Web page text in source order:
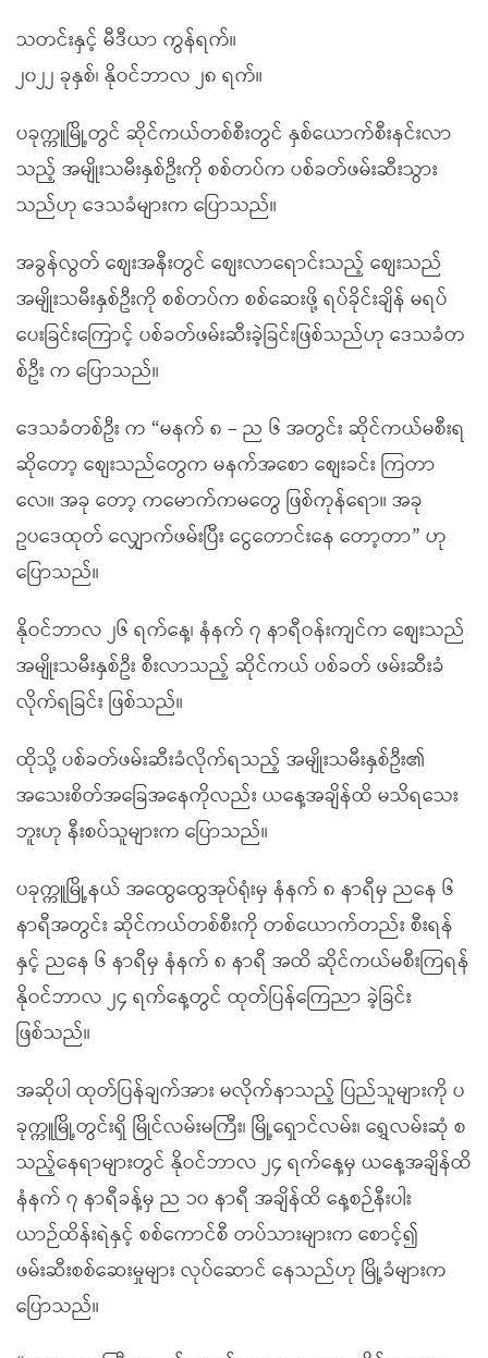
သတင်းနှင့် မီဒီယာ ကွန်ရက်။
၂၀၂၂ ခုနှစ်၊ နိုဝင်ဘာလ ၂၈ ရက်။
ပခုက္ကူမြို့တွင် ဆိုင်ကယ်တစ်စီးတွင် နှစ်ယောက်စီးနင်းလာ
သည့် အမျိုးသမီးနှစ်ဦးကို စစ်တပ်က ပစ်ခတ်ဖမ်းဆီးသွား
သည်ဟု ဒေသခံများက ပြောသည်။
အခွန်လွတ် စျေးအနီးတွင် စျေးလာရောင်းသည့် စျေးသည်
အမျိုးသမီးနှစ်ဦးကို စစ်တပ်က စစ်ဆေးဖို့ ရပ်ခိုင်းချိန် မရပ်
ပေးခြင်းကြောင့် ပစ်ခတ်ဖမ်းဆီးခဲ့ခြင်းဖြစ်သည်ဟု ဒေသခံတ
စ်ဦး က ပြောသည်။
ဒေသခံတစ်ဦး က “မနက် ၈ – ည ၆ အတွင်း ဆိုင်ကယ်မစီးရ
ဆိုတော့ စျေးသည်တွေက မနက်အစော စျေးခင်း ကြတာ
လေ။ အခု တော့ ကမောက်ကမတွေ ဖြစ်ကုန်ရော။ အခု
ဥပဒေထုတ် လျှောက်ဖမ်းပြီး ငွေတောင်းနေ တော့တာ” ဟု
ပြောသည်။
နိုဝင်ဘာလ ၂၆ ရက်နေ့၊ နံနက် ၇ နာရီဝန်းကျင်က စျေးသည်
အမျိုးသမီးနှစ်ဦး စီးလာသည့် ဆိုင်ကယ် ပစ်ခတ် ဖမ်းဆီးခံ
လိုက်ရခြင်း ဖြစ်သည်။
ထိုသို့ ပစ်ခတ်ဖမ်းဆီးခံလိုက်ရသည့် အမျိုးသမီးနှစ်ဦး၏
အသေးစိတ်အခြေအနေကိုလည်း ယနေ့အချိန်ထိ မသိရသေး
ဘူးဟု နီးစပ်သူများက ပြောသည်။
ပခုက္ကူမြို့နယ် အထွေထွေအုပ်ရုံးမှ နံနက် ၈ နာရီမှ ညနေ ၆
နာရီအတွင်း ဆိုင်ကယ်တစ်စီးကို တစ်ယောက်တည်း စီးရန်
နှင့် ညနေ ၆ နာရီမှ နံနက် ၈ နာရီ အထိ ဆိုင်ကယ်မစီးကြရန်
နိုဝင်ဘာလ ၂၄ ရက်နေ့တွင် ထုတ်ပြန်ကြေညာ ခဲ့ခြင်း
ဖြစ်သည်။
အဆိုပါ ထုတ်ပြန်ချက်အား မလိုက်နာသည့် ပြည်သူများကို ပ
ခုက္ကူမြို့တွင်းရှိ မြိုင်လမ်းမကြီး၊ မြို့ရှောင်လမ်း၊ ရွှေလမ်းဆုံ စ
သည့်နေရာများတွင် နိုဝင်ဘာလ ၂၄ ရက်နေ့မှ ယနေ့အချိန်ထိ
နံနက် ၇ နာရီခန့်မှ ည ၁၀ နာရီ အချိန်ထိ နေ့စဉ်နီးပါး
ယာဉ်ထိန်းရဲနှင့် စစ်ကောင်စီ တပ်သားများက စောင့်၍
ဖမ်းဆီးစစ်ဆေးမှုများ လုပ်ဆောင် နေသည်ဟု မြို့ခံများက
ပြောသည်။